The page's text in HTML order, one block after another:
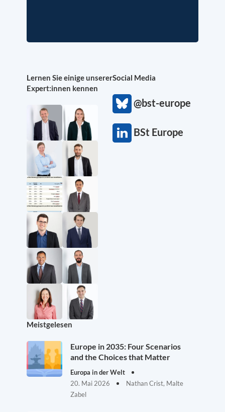
Lernen Sie einige unserer
Expert:innen kennen
Social Media
@bst-europe
BSt Europe
Meistgelesen
Europe in 2035: Four Scenarios
and the Choices that Matter
Europa in der Welt
20. Mai 2026
Nathan Crist, Malte
Zabel